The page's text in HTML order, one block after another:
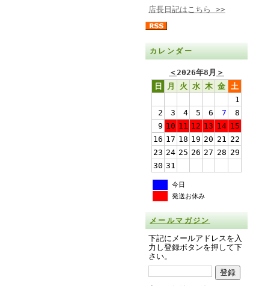
店長日記はこちら >>
カレンダー
＜2026年8月 ＞
日
月 火 水 木 金 土
1
2
3 4 5 6 7
8
9 10 11 12 13 14 15
16 17 18 19 20 21 22
23 24 25 26 27 28 29
30 31
今日
発送お休み
メールマガジン
下記にメールアドレスを入
力し登録ボタンを押して下
さい。